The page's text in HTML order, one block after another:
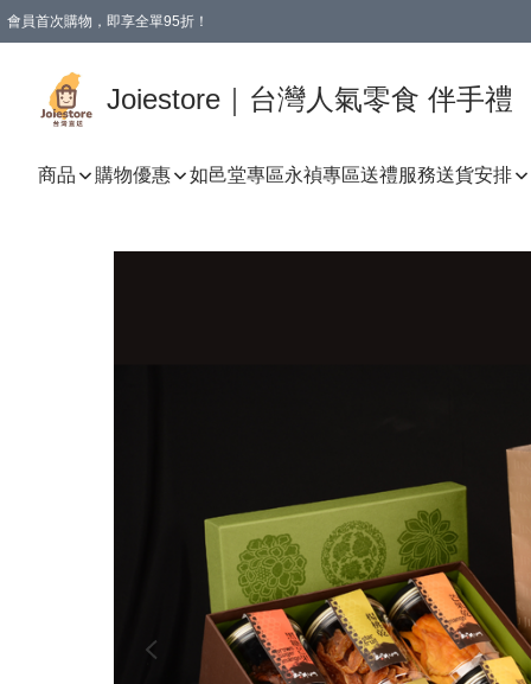
會員首次購物，即享全單95折！
Joiestore｜台灣人氣零食 伴手禮
商品 購物優惠 如邑堂專區永禎專區送禮服務送貨安排